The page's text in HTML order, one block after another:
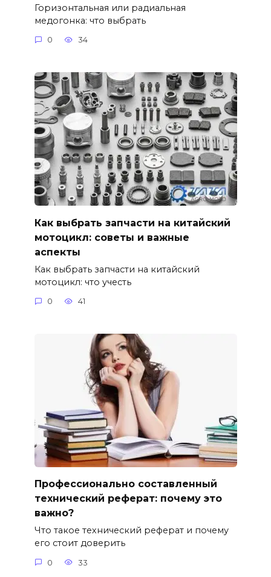
Горизонтальная или радиальная
медогонка: что выбрать
0 34
Как выбрать запчасти на китайский
мотоцикл: советы и важные
аспекты
Как выбрать запчасти на китайский
мотоцикл: что учесть
0 41
Профессионально составленный
технический реферат: почему это
важно?
Что такое технический реферат и почему
его стоит доверить
0 33